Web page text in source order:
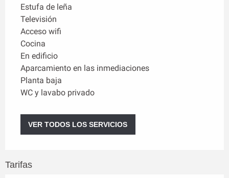
Estufa de leña
Televisión
Acceso wifi
Cocina
En edificio
Aparcamiento en las inmediaciones
Planta baja
WC y lavabo privado
VER TODOS LOS SERVICIOS
Tarifas